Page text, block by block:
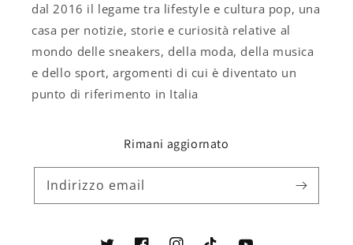
dal 2016 il legame tra lifestyle e cultura pop, una
casa per notizie, storie e curiosità relative al
mondo delle sneakers, della moda, della musica
e dello sport, argomenti di cui è diventato un
punto di riferimento in Italia
Rimani aggiornato
Indirizzo email